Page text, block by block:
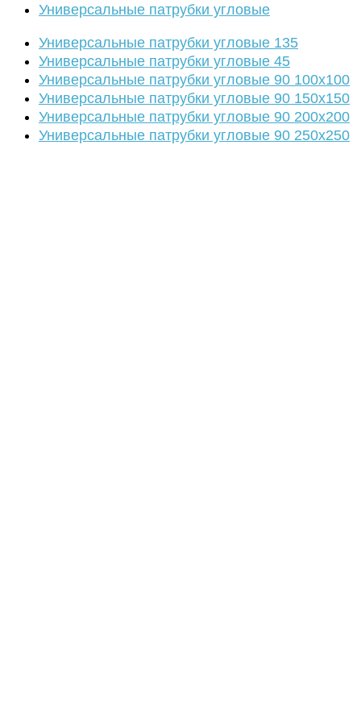
Универсальные патрубки угловые
Универсальные патрубки угловые 135
Универсальные патрубки угловые 45
Универсальные патрубки угловые 90 100х100
Универсальные патрубки угловые 90 150х150
Универсальные патрубки угловые 90 200х200
Универсальные патрубки угловые 90 250х250